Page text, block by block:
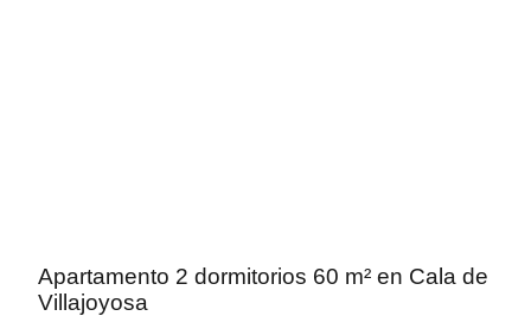
Apartamento 2 dormitorios 60 m² en Cala de
Villajoyosa